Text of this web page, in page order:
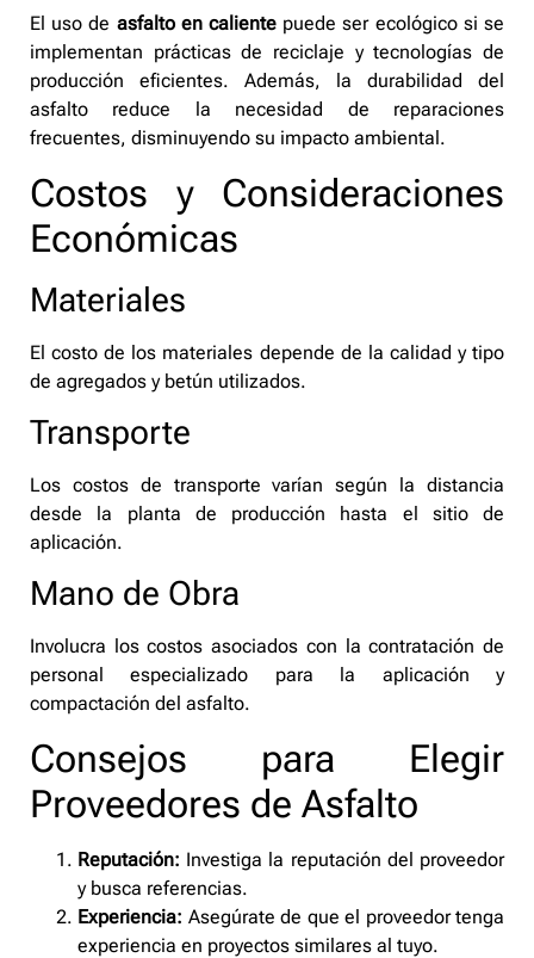
El uso de asfalto en caliente puede ser ecológico si se
implementan prácticas de reciclaje y tecnologías de
producción eficientes. Además, la durabilidad del
asfalto reduce la necesidad de reparaciones
frecuentes, disminuyendo su impacto ambiental.
Costos y Consideraciones
Económicas
Materiales
El costo de los materiales depende de la calidad y tipo
de agregados y betún utilizados.
Transporte
Los costos de transporte varían según la distancia
desde la planta de producción hasta el sitio de
aplicación.
Mano de Obra
Involucra los costos asociados con la contratación de
personal especializado para la aplicación y
compactación del asfalto.
Consejos para Elegir
Proveedores de Asfalto
Reputación: Investiga la reputación del proveedor
y busca referencias.
Experiencia: Asegúrate de que el proveedor tenga
experiencia en proyectos similares al tuyo.